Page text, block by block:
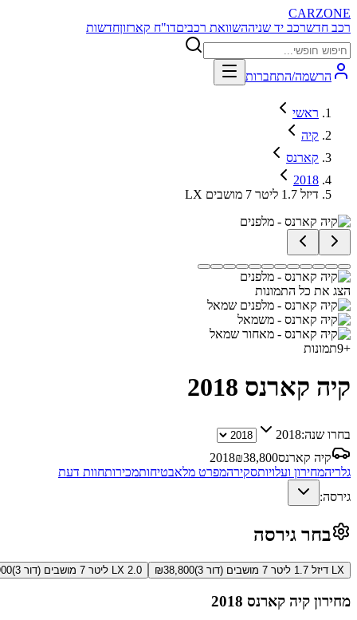
CARZONE
רכב חדשרכב יד שניההשוואת רכביםדו"ח קארזוןחדשות
הרשמה/התחברות
ראשי
קיה
קארנס
2018
LX דיזל 1.7 ליטר 7 מושבים
הצג את כל התמונות
+
9תמונות
קיה קארנס 2018
בחרו שנה:2018
קיה קארנס
2018₪38,800
גלריהמחירון ועלויותסקירהמפרט מלאבטיחותמכירותחוות דעת
גירסה:
בחר גירסה
LX דיזל 1.7 ליטר 7 מושבים (דור 3) ₪38,800 LX 2.0 ליטר 7 מושבים (דור 3)
מחירון קיה קארנס 2018